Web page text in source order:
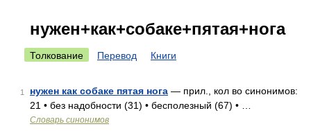
нужен+как+собаке+пятая+нога
Толкование Перевод Книги
1 нужен как собаке пятая нога — прил., кол во синонимов:
21 • без надобности (31) • бесполезный (67) • …
Словарь синонимов